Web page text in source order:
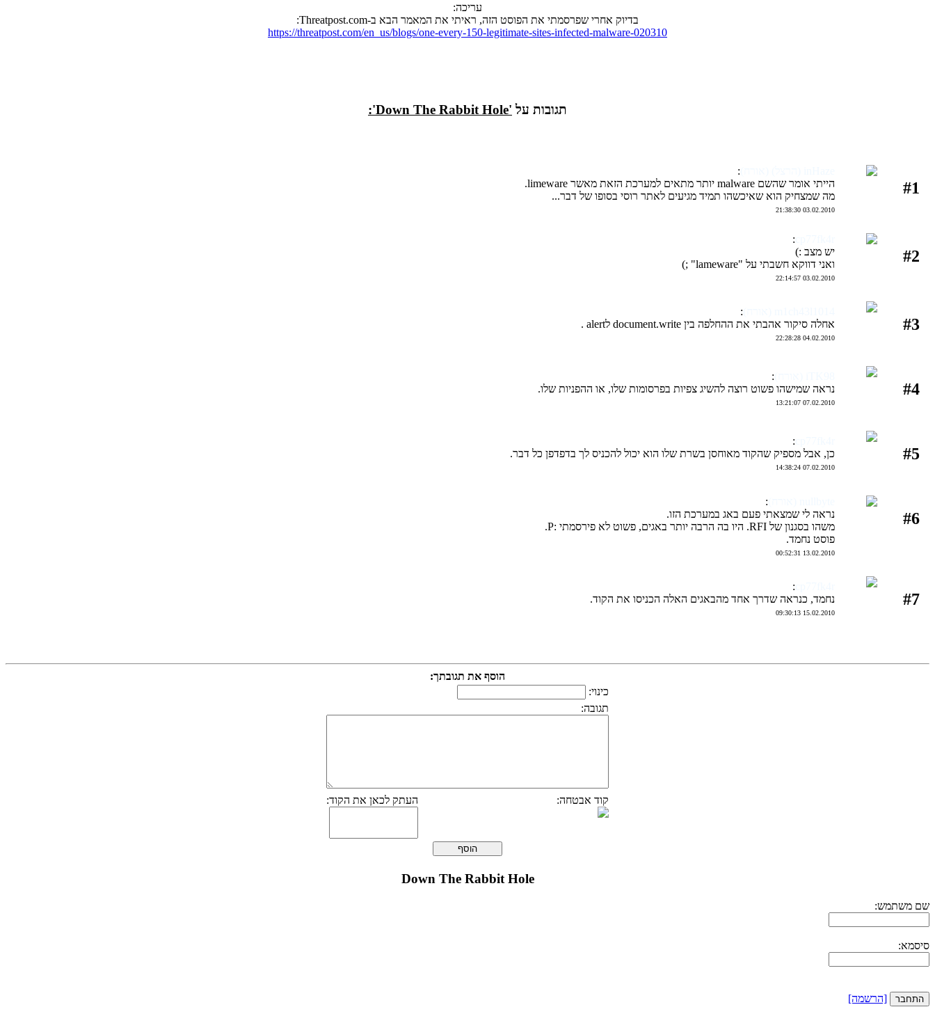
עריכה:
בדיוק אחרי שפרסמתי את הפוסט הזה, ראיתי את המאמר הבא ב-Threatpost.com:
https://threatpost.com/en_us/blogs/one-every-150-legitimate-sites-infected-malware-020310
תגובות על 'Down The Rabbit Hole':
#1
:
הייתי אומר שהשם malware יותר מתאים למערכת הזאת מאשר limeware.
מה שמצחיק הוא שאיכשהו תמיד מגיעים לאתר רוסי בסופו של דבר...
03.02.2010 21:38:30
#2
:
יש מצב :)
ואני דווקא חשבתי על "lameware" ;)
03.02.2010 22:14:57
#3
:
אחלה סיקור אהבתי את ההחלפה בין document.write לalert .
04.02.2010 22:28:28
#4
:
נראה שמישהו פשוט רוצה להשיג צפיות בפרסומות שלו, או ההפניות שלו.
07.02.2010 13:21:07
#5
:
כן, אבל מספיק שהקוד מאוחסן בשרת שלו הוא יכול להכניס לך בדפדפן כל דבר.
07.02.2010 14:38:24
#6
:
נראה לי שמצאתי פעם באג במערכת הזו.
משהו בסגנון של RFI. היו בה הרבה יותר באגים, פשוט לא פירסמתי :P.
פוסט נחמד.
13.02.2010 00:52:31
#7
:
נחמד, כנראה שדרך אחד מהבאגים האלה הכניסו את הקוד.
15.02.2010 09:30:13
הוסף את תגובתך:
כינוי:
תגובה:
קוד אבטחה: העתק לכאן את הקוד:
Down The Rabbit Hole
שם משתמש:
סיסמא:
[הרשמה]